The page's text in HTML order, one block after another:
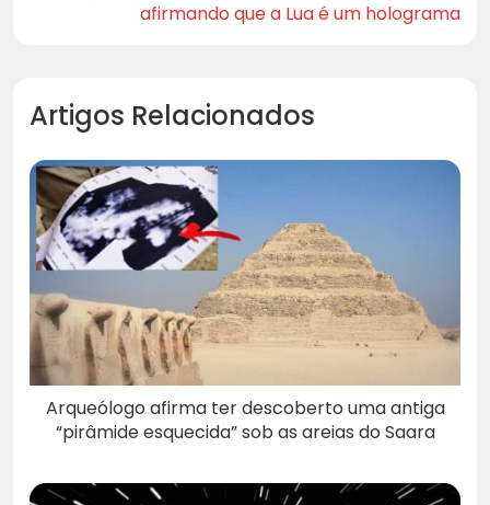
afirmando que a Lua é um holograma
Artigos Relacionados
Arqueólogo afirma ter descoberto uma antiga
“pirâmide esquecida” sob as areias do Saara